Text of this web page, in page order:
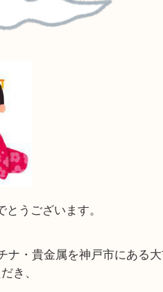
杯のご案内をいたします
同、心からお待ちしており
）
K22